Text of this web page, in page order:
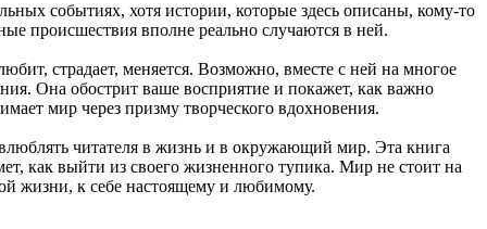
событиях, хотя истории, которые здесь описаны, кому-то
происшествия вполне реально случаются в ней.
страдает, меняется. Возможно, вместе с ней на многое
Она обострит ваше восприятие и покажет, как важно
мир через призму творческого вдохновения.
читателя в жизнь и в окружающий мир. Эта книга
как выйти из своего жизненного тупика. Мир не стоит на
жизни, к себе настоящему и любимому.